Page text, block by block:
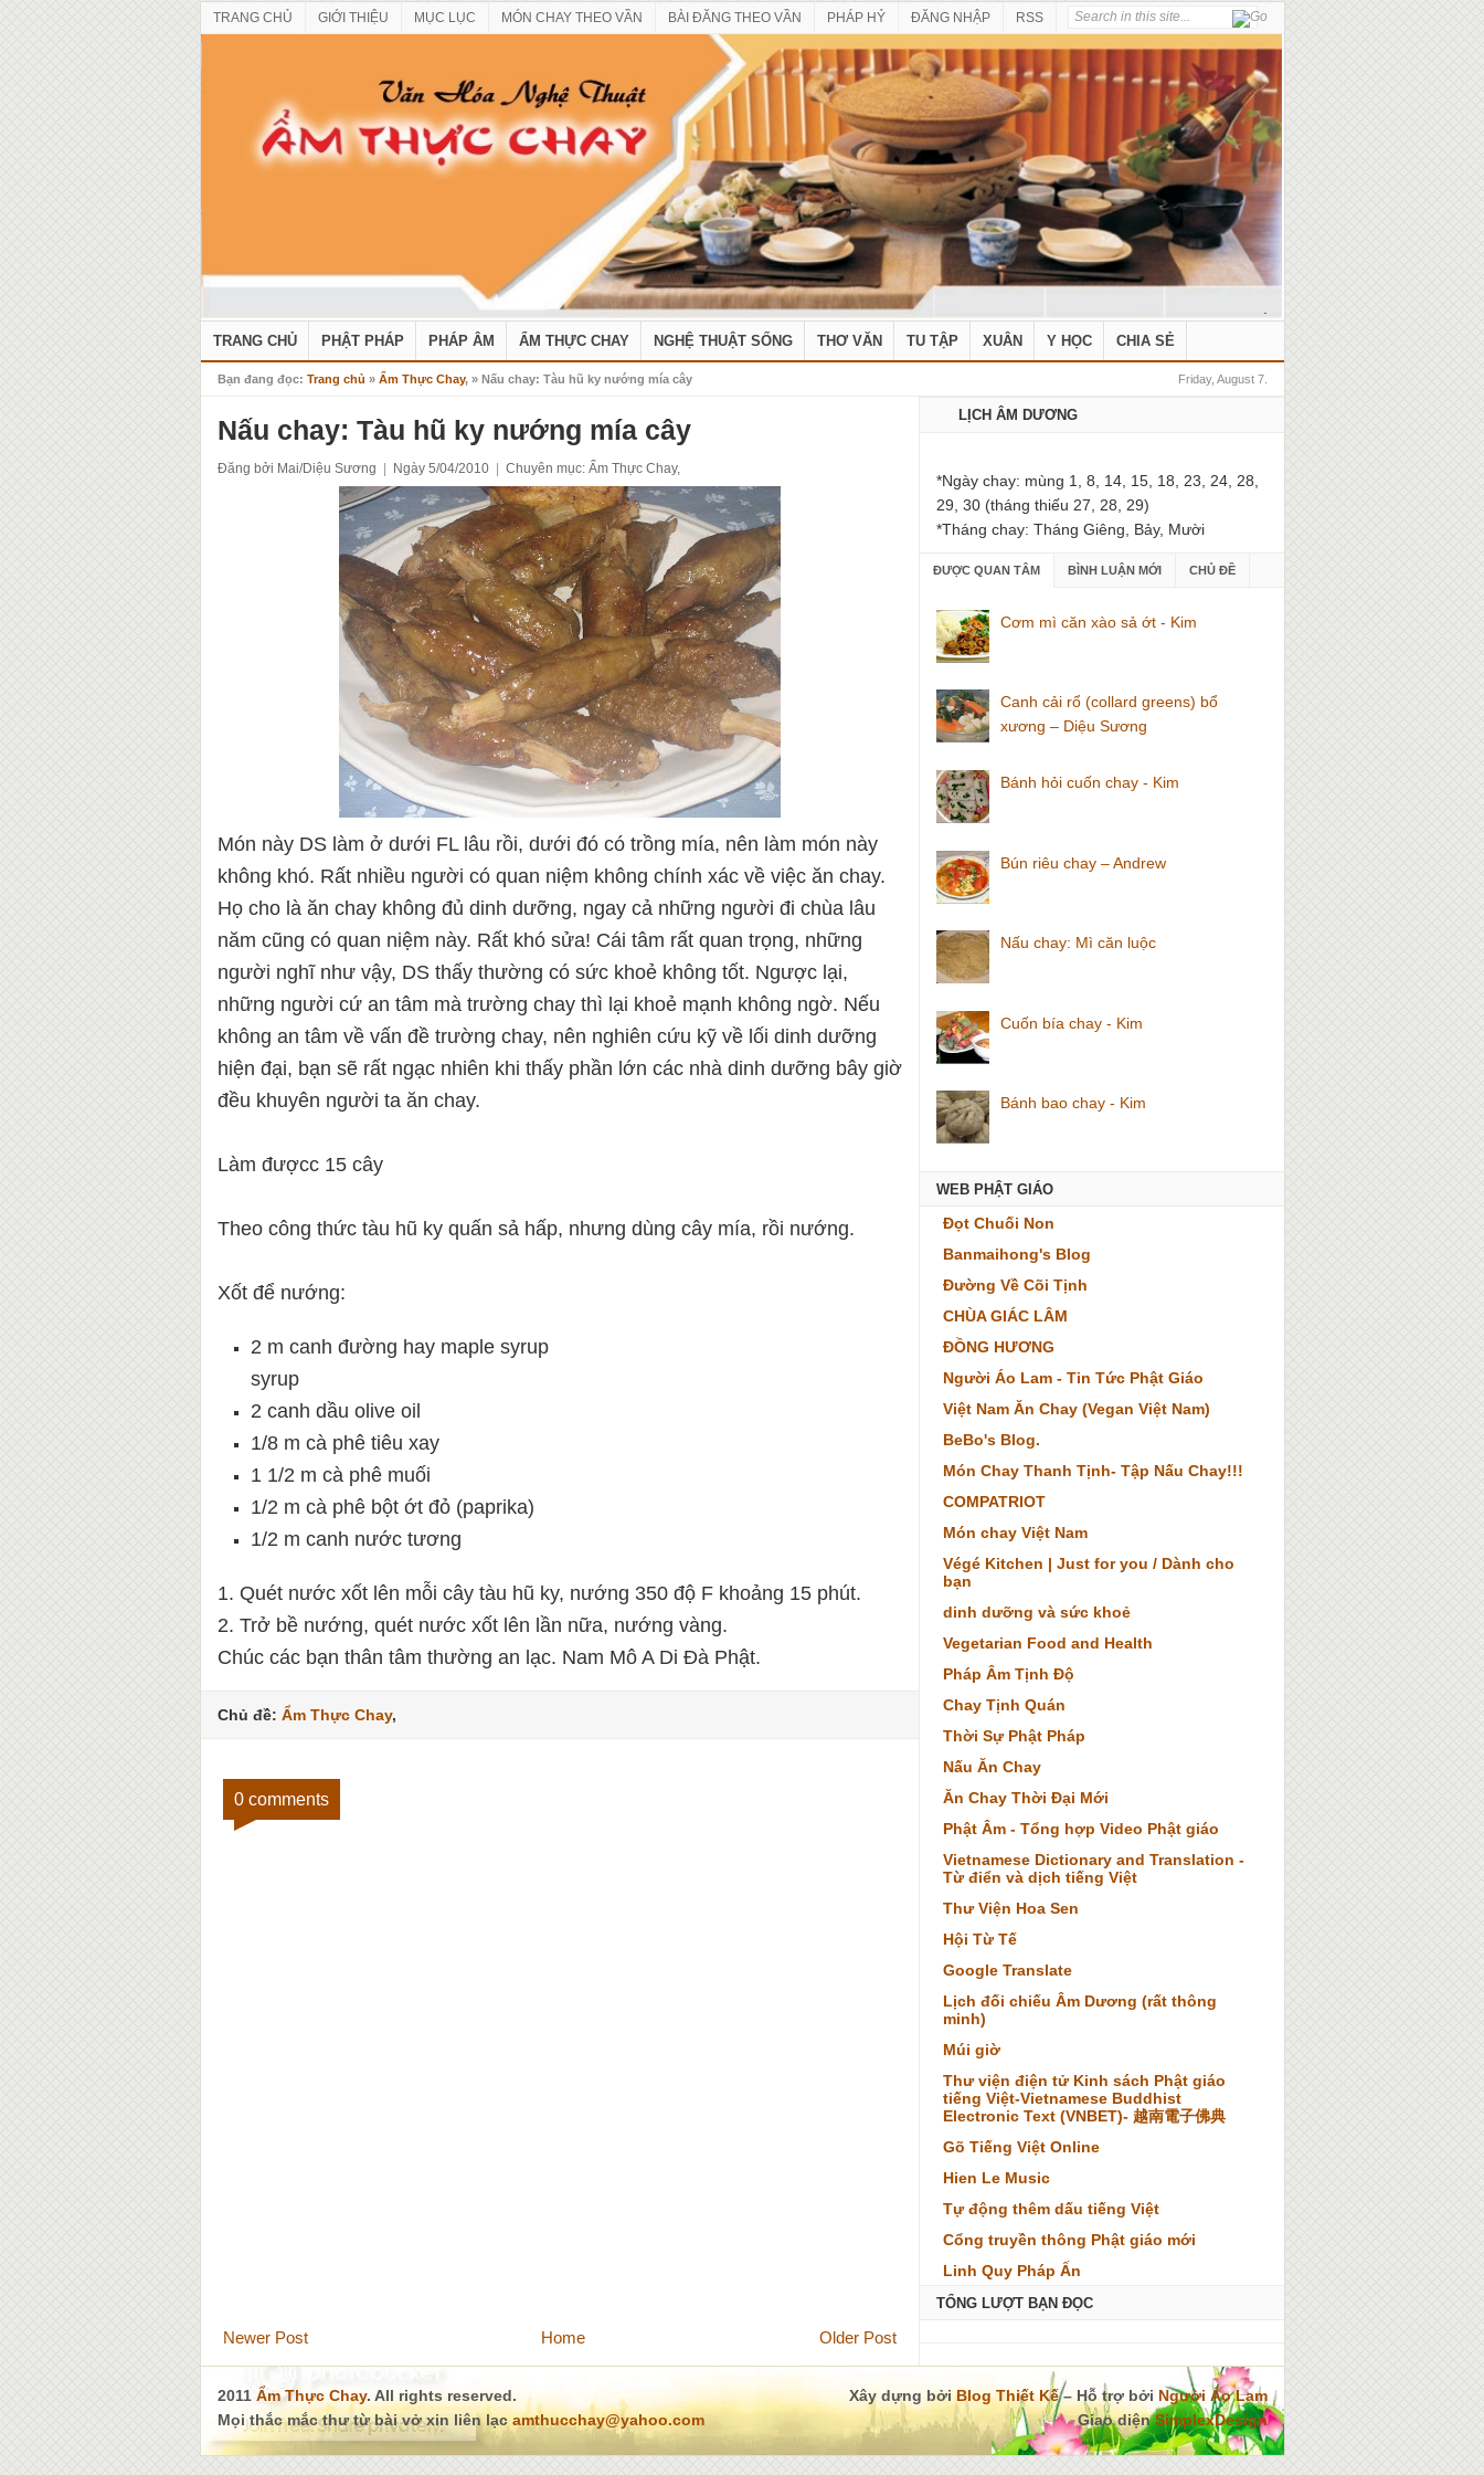
TRANG CHỦ GIỚI THIỆU MỤC LỤC MÓN CHAY THEO VẦN BÀI ĐĂNG THEO VẦN PHÁP HỶ ĐĂNG NHẬP RSS
TRANG CHỦ PHẬT PHÁP PHÁP ÂM ẨM THỰC CHAY NGHỆ THUẬT SỐNG THƠ VĂN TU TẬP XUÂN Y HỌC CHIA SẺ
Friday, August 7.
Bạn đang đọc: Trang chủ » Ẩm Thực Chay, » Nấu chay: Tàu hũ ky nướng mía cây
Nấu chay: Tàu hũ ky nướng mía cây
Đăng bởi Mai/Diệu Sương Ngày 5/04/2010 Chuyên mục: Ẩm Thực Chay,
Món này DS làm ở dưới FL lâu rồi, dưới đó có trồng mía, nên làm món này
không khó. Rất nhiều người có quan niệm không chính xác về việc ăn chay.
Họ cho là ăn chay không đủ dinh dưỡng, ngay cả những người đi chùa lâu
năm cũng có quan niệm này. Rất khó sửa! Cái tâm rất quan trọng, những
người nghĩ như vậy, DS thấy thường có sức khoẻ không tốt. Ngược lại,
những người cứ an tâm mà trường chay thì lại khoẻ mạnh không ngờ. Nếu
không an tâm về vấn đề trường chay, nên nghiên cứu kỹ về lối dinh dưỡng
hiện đại, bạn sẽ rất ngạc nhiên khi thấy phần lớn các nhà dinh dưỡng bây giờ
đều khuyên người ta ăn chay.
Làm đượcc 15 cây
Theo công thức tàu hũ ky quấn sả hấp, nhưng dùng cây mía, rồi nướng.
Xốt để nướng:
2 m canh đường hay maple syrup
syrup
2 canh dầu olive oil
1/8 m cà phê tiêu xay
1 1/2 m cà phê muối
1/2 m cà phê bột ớt đỏ (paprika)
1/2 m canh nước tương
1. Quét nước xốt lên mỗi cây tàu hũ ky, nướng 350 độ F khoảng 15 phút.
2. Trở bề nướng, quét nước xốt lên lần nữa, nướng vàng.
Chúc các bạn thân tâm thường an lạc. Nam Mô A Di Đà Phật.
Chủ đề: Ẩm Thực Chay,
0 comments
Newer Post Older Post
Home
LỊCH ÂM DƯƠNG
*Ngày chay: mùng 1, 8, 14, 15, 18, 23, 24, 28,
29, 30 (tháng thiếu 27, 28, 29)
*Tháng chay: Tháng Giêng, Bảy, Mười
ĐƯỢC QUAN TÂM BÌNH LUẬN MỚI CHỦ ĐỀ
Cơm mì căn xào sả ớt - Kim
Canh cải rổ (collard greens) bổ
xương – Diệu Sương
Bánh hỏi cuốn chay - Kim
Bún riêu chay – Andrew
Nấu chay: Mì căn luộc
Cuốn bía chay - Kim
Bánh bao chay - Kim
WEB PHẬT GIÁO
Đọt Chuối Non
Banmaihong's Blog
Đường Về Cõi Tịnh
CHÙA GIÁC LÂM
ĐỒNG HƯƠNG
Người Áo Lam - Tin Tức Phật Giáo
Việt Nam Ăn Chay (Vegan Việt Nam)
BeBo's Blog.
Món Chay Thanh Tịnh- Tập Nấu Chay!!!
COMPATRIOT
Món chay Việt Nam
Végé Kitchen | Just for you / Dành cho
bạn
dinh dưỡng và sức khoẻ
Vegetarian Food and Health
Pháp Âm Tịnh Độ
Chay Tịnh Quán
Thời Sự Phật Pháp
Nấu Ăn Chay
Ăn Chay Thời Đại Mới
Phật Âm - Tổng hợp Video Phật giáo
Vietnamese Dictionary and Translation -
Từ điển và dịch tiếng Việt
Thư Viện Hoa Sen
Hội Từ Tế
Google Translate
Lịch đối chiếu Âm Dương (rất thông
minh)
Múi giờ
Thư viện điện tử Kinh sách Phật giáo
tiếng Việt-Vietnamese Buddhist
Electronic Text (VNBET)- 越南電子佛典
Gõ Tiếng Việt Online
Hien Le Music
Tự động thêm dấu tiếng Việt
Cổng truyền thông Phật giáo mới
Linh Quy Pháp Ấn
TỔNG LƯỢT BẠN ĐỌC
2011 Ẩm Thực Chay. All rights reserved.
Mọi thắc mắc thư từ bài vở xin liên lạcamthucchay@yahoo.com
Xây dựng bởiBlog Thiết Kế– Hỗ trợ bởi Người Áo Lam
Giao diệnSimplexDesign